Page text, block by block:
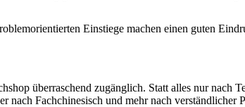
Einstiege machen einen guten
überraschend zugänglich. Statt alles nur nach
nach Fachchinesisch und mehr nach verständlicher